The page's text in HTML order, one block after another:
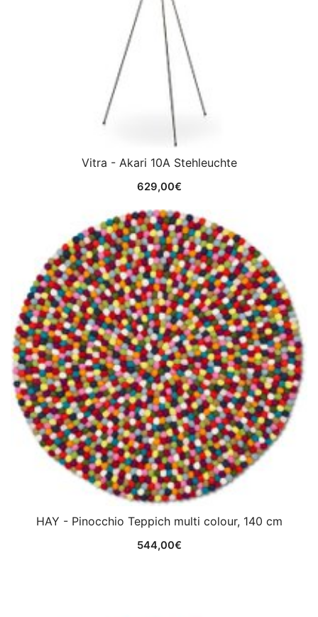
Vitra - Akari 10A Stehleuchte
629,00€
HAY - Pinocchio Teppich multi colour, 140 cm
544,00€